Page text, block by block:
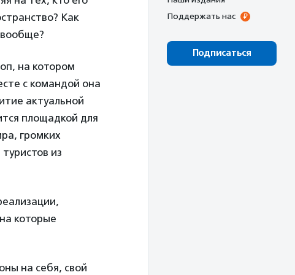
Как
на котором
с командой она
актуальной
площадкой для
громких
из
которые
на себя, свой
Поддержать нас
Подписаться